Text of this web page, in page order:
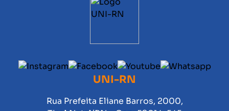
UNI-RN
Rua Prefeita Eliane Barros, 2000,